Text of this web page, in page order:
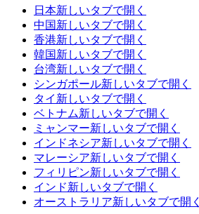
日本新しいタブで開く
中国新しいタブで開く
香港新しいタブで開く
韓国新しいタブで開く
台湾新しいタブで開く
シンガポール新しいタブで開く
タイ 新しいタブで開く
ベトナム新しいタブで開く
ミャンマー新しいタブで開く
インドネシア新しいタブで開く
マレーシア新しいタブで開く
フィリピン新しいタブで開く
インド新しいタブで開く
オーストラリア新しいタブで開く